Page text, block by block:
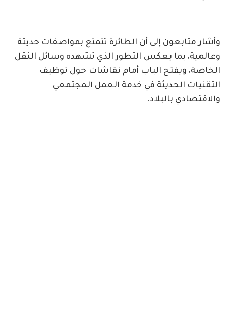
وأشار متابعون إلى أن الطائرة تتمتع بمواصفات حديثة
وعالمية، بما يعكس التطور الذي تشهده وسائل النقل
الخاصة، ويفتح الباب أمام نقاشات حول توظيف
التقنيات الحديثة في خدمة العمل المجتمعي
والاقتصادي بالبلاد.